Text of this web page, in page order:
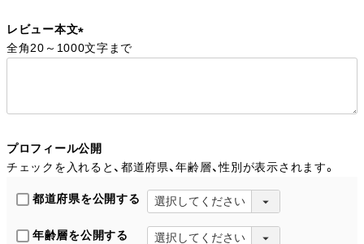
)
レビュー本文
(
全角20～1000文字まで
プロフィール公開
チェックを入れると、都道府県、年齢層、性別が表示されます。
都道府県を公開する
年齢層を公開する